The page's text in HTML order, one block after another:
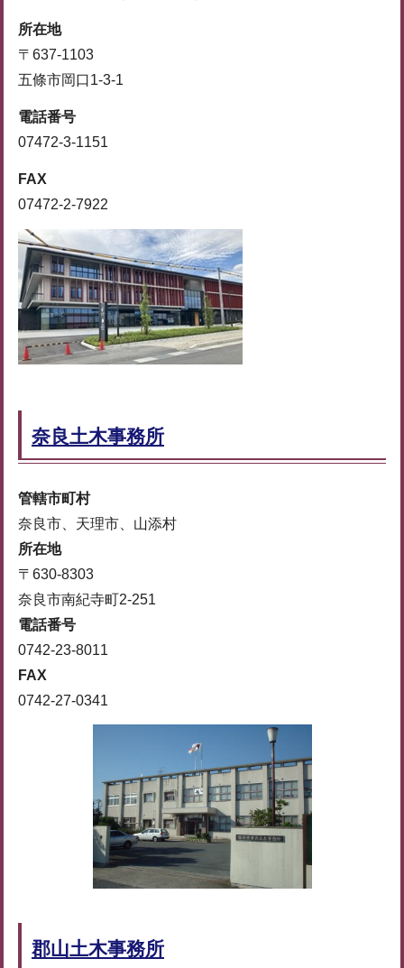
所在地
〒637-1103
五條市岡口1-3-1
電話番号
07472-3-1151
FAX
07472-2-7922
奈良土木事務所
管轄市町村
奈良市、天理市、山添村
所在地
〒630-8303
奈良市南紀寺町2-251
電話番号
0742-23-8011
FAX
0742-27-0341
郡山土木事務所